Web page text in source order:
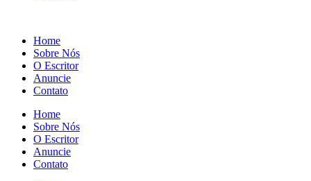
Home
Sobre Nós
O Escritor
Anuncie
Contato
Home
Sobre Nós
O Escritor
Anuncie
Contato